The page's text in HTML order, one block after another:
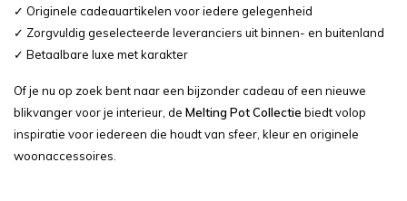
✓ Originele cadeauartikelen voor iedere gelegenheid
✓ Zorgvuldig geselecteerde leveranciers uit binnen- en buitenland
✓ Betaalbare luxe met karakter
Of je nu op zoek bent naar een bijzonder cadeau of een nieuwe
blikvanger voor je interieur, de Melting Pot Collectie biedt volop
inspiratie voor iedereen die houdt van sfeer, kleur en originele
woonaccessoires.